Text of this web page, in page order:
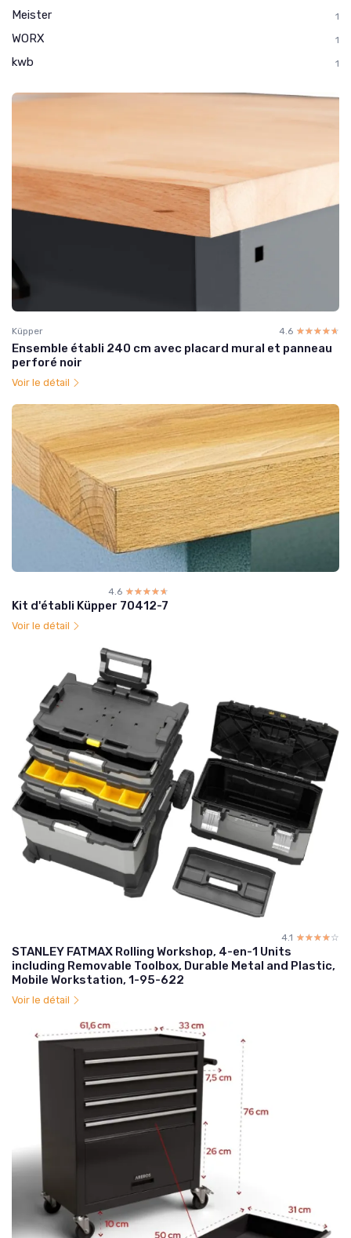
Meister 1
WORX 1
kwb 1
Küpper 4.6 ☆☆☆☆☆
★★★★★
Ensemble établi 240 cm avec placard mural et panneau
perforé noir
Voir le détail
4.6 ☆☆☆☆☆
★★★★★
Kit d'établi Küpper 70412-7
Voir le détail
4.1 ☆☆☆☆☆
★★★★★
STANLEY FATMAX Rolling Workshop, 4-en-1 Units
including Removable Toolbox, Durable Metal and Plastic,
Mobile Workstation, 1-95-622
Voir le détail